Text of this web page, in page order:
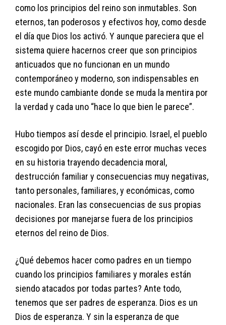
como los principios del reino son inmutables. Son
eternos, tan poderosos y efectivos hoy, como desde
el día que Dios los activó. Y aunque pareciera que el
sistema quiere hacernos creer que son principios
anticuados que no funcionan en un mundo
contemporáneo y moderno, son indispensables en
este mundo cambiante donde se muda la mentira por
la verdad y cada uno “hace lo que bien le parece”.
Hubo tiempos así desde el principio. Israel, el pueblo
escogido por Dios, cayó en este error muchas veces
en su historia trayendo decadencia moral,
destrucción familiar y consecuencias muy negativas,
tanto personales, familiares, y económicas, como
nacionales. Eran las consecuencias de sus propias
decisiones por manejarse fuera de los principios
eternos del reino de Dios.
¿Qué debemos hacer como padres en un tiempo
cuando los principios familiares y morales están
siendo atacados por todas partes? Ante todo,
tenemos que ser padres de esperanza. Dios es un
Dios de esperanza. Y sin la esperanza de que